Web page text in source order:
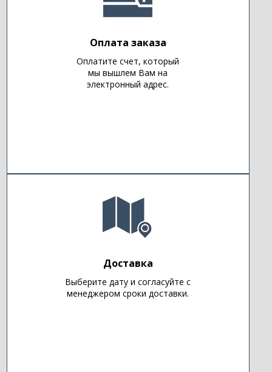
Оплата заказа
Оплатите счет, который
мы вышлем Вам на
электронный адрес.
Доставка
Выберите дату и согласуйте с
менеджером сроки доставки.